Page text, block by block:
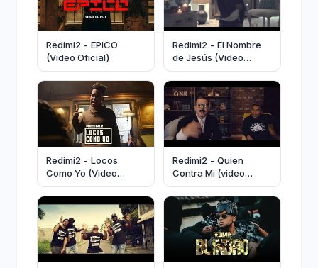
Redimi2 - EPICO
(Video Oficial)
Redimi2 - El Nombre
de Jesús (Video
Oficial) ft. Christine
D'Clario
Redimi2 - Locos
Como Yo (Video
Oficial)
Redimi2 - Quien
Contra Mi (video
oficial) feat El Leo